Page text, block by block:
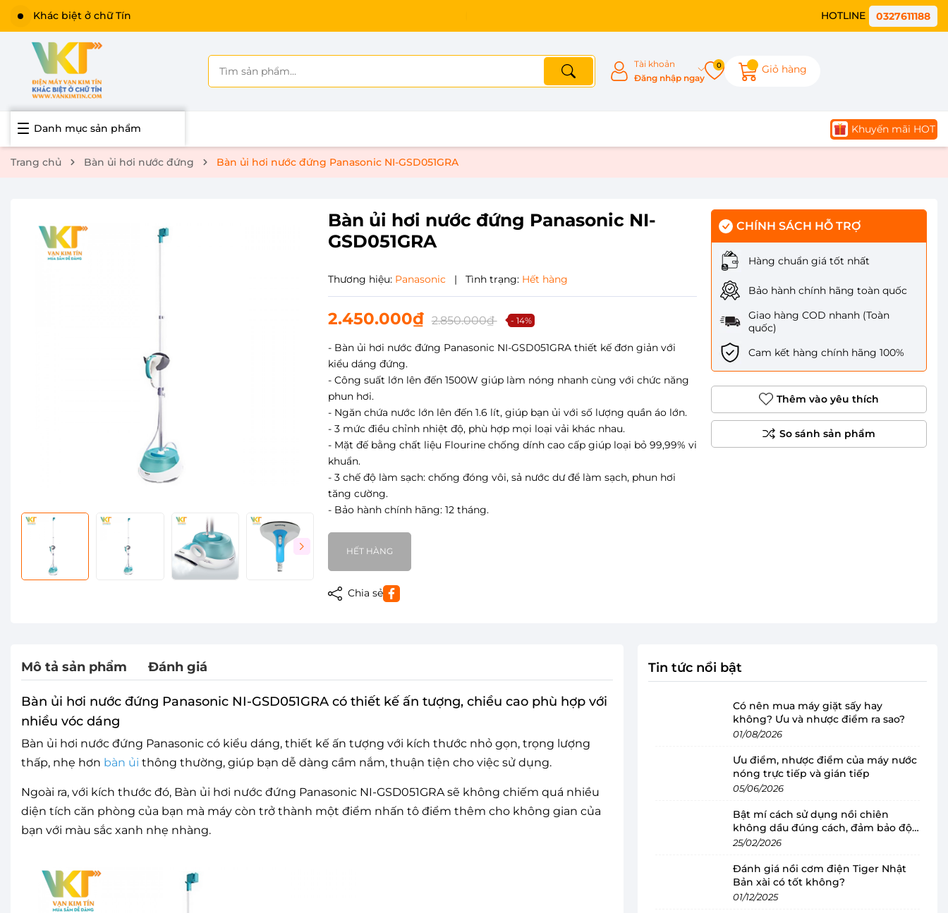
Khác biệt ở chữ Tín HOTLINE 0327611188
Tài khoản
Đăng nhập ngay
0 Giỏ hàng
Danh mục sản phẩm Khuyến mãi HOT
Trang chủ Bàn ủi hơi nước đứng Bàn ủi hơi nước đứng Panasonic NI-GSD051GRA
Bàn ủi hơi nước đứng Panasonic NI-
GSD051GRA
Thương hiệu: Panasonic | Tình trạng: Hết hàng
2.450.000₫ 2.850.000₫ - 14%
- Bàn ủi hơi nước đứng Panasonic NI-GSD051GRA thiết kế đơn giản với
kiểu dáng đứng.
- Công suất lớn lên đến 1500W giúp làm nóng nhanh cùng với chức năng
phun hơi.
- Ngăn chứa nước lớn lên đến 1.6 lít, giúp bạn ủi với số lượng quần áo lớn.
- 3 mức điều chỉnh nhiệt độ, phù hợp mọi loại vải khác nhau.
- Mặt đế bằng chất liệu Flourine chống dính cao cấp giúp loại bỏ 99,99% vi
khuẩn.
- 3 chế độ làm sạch: chống đóng vôi, sả nước dư để làm sạch, phun hơi
tăng cường.
- Bảo hành chính hãng: 12 tháng.
HẾT HÀNG
Chia sẻ
CHÍNH SÁCH HỖ TRỢ
Hàng chuẩn giá tốt nhất
Bảo hành chính hãng toàn quốc
Giao hàng COD nhanh (Toàn
quốc)
Cam kết hàng chính hãng 100%
Thêm vào yêu thích
Mô tả sản phẩm Đánh giá
Bàn ủi hơi nước đứng Panasonic NI-GSD051GRA có thiết kế ấn tượng, chiều cao phù hợp với
nhiều vóc dáng
Bàn ủi hơi nước đứng Panasonic có kiểu dáng, thiết kế ấn tượng với kích thước nhỏ gọn, trọng lượng
thấp, nhẹ hơn bàn ủi thông thường, giúp bạn dễ dàng cầm nắm, thuận tiện cho việc sử dụng.
Ngoài ra, với kích thước đó, Bàn ủi hơi nước đứng Panasonic NI-GSD051GRA sẽ không chiếm quá nhiều
diện tích căn phòng của bạn mà máy còn trở thành một điểm nhấn tô điểm thêm cho không gian của
bạn với màu sắc xanh nhẹ nhàng.
Tin tức nổi bật
Có nên mua máy giặt sấy hay
không? Ưu và nhược điểm ra sao?
01/08/2026
Ưu điểm, nhược điểm của máy nước
nóng trực tiếp và gián tiếp
05/06/2026
Bật mí cách sử dụng nồi chiên
không dầu đúng cách, đảm bảo độ
bền
25/02/2026
Đánh giá nồi cơm điện Tiger Nhật
Bản xài có tốt không?
01/12/2025